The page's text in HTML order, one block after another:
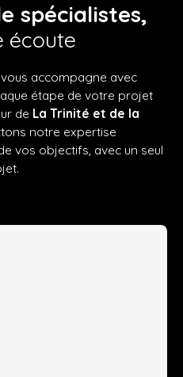
spécialistes,
écoute
accompagne avec
étape de votre projet
de La Trinité et de la
notre expertise
vos objectifs, avec un seul